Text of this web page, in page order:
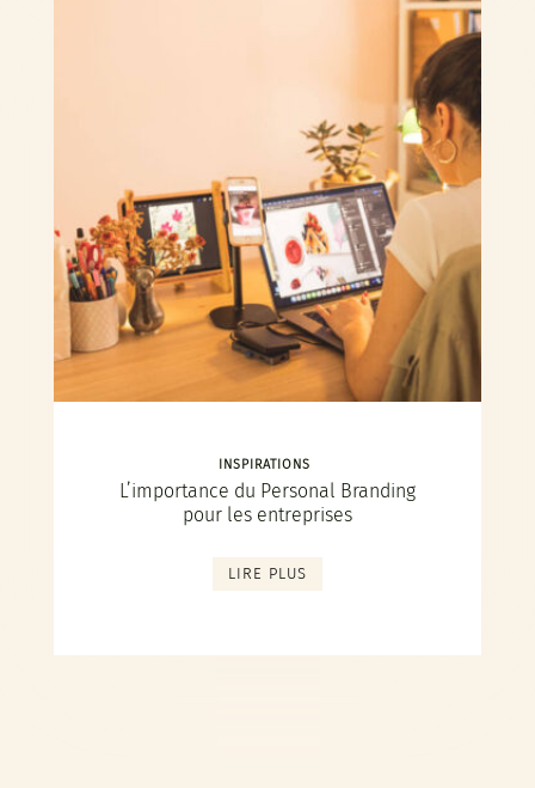
INSPIRATIONS
L’importance du Personal Branding
pour les entreprises
LIRE PLUS